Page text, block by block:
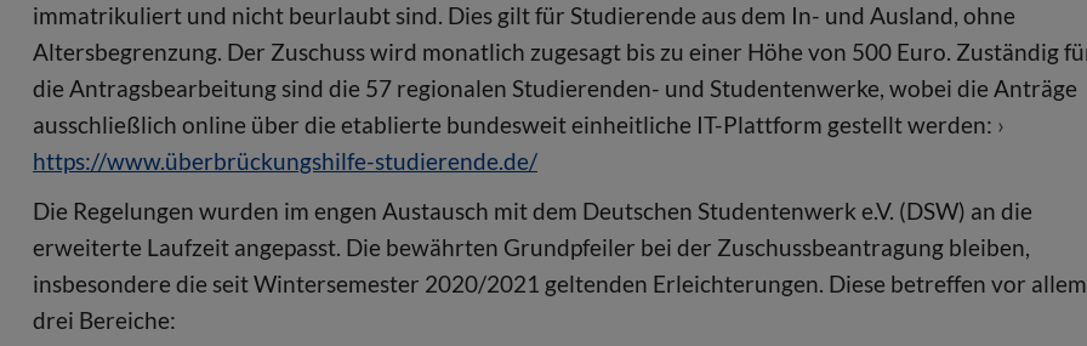
immatrikuliert und nicht beurlaubt sind. Dies gilt für Studierende aus dem In- und Ausland, ohne
Altersbegrenzung. Der Zuschuss wird monatlich zugesagt bis zu einer Höhe von 500 Euro. Zuständig
die Antragsbearbeitung sind die 57 regionalen Studierenden- und Studentenwerke, wobei die Anträge
ausschließlich online über die etablierte bundesweit einheitliche IT-Plattform gestellt werden:
https://www.überbrückungshilfe-studierende.de/
Die Regelungen wurden im engen Austausch mit dem Deutschen Studentenwerk e.V. (DSW) an die
erweiterte Laufzeit angepasst. Die bewährten Grundpfeiler bei der Zuschussbeantragung bleiben,
insbesondere die seit Wintersemester 2020/2021 geltenden Erleichterungen. Diese betreffen vor allem
drei Bereiche: